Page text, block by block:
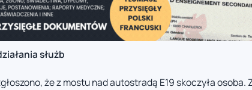
służb
że z mostu nad autostradą E19 skoczyła osoba.